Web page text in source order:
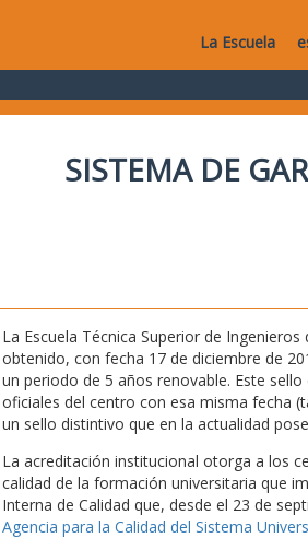
La Escuela
SISTEMA DE
La Escuela Técnica Superior de
obtenido, con fecha 17 de diciembre de
un periodo de 5 años renovable. Este
oficiales del centro con esa misma fecha
un sello distintivo que en la actualidad
La acreditación institucional otorga a los
calidad de la formación universitaria que
Interna de Calidad que, desde el 23 de
Agencia para la Calidad del Sistema